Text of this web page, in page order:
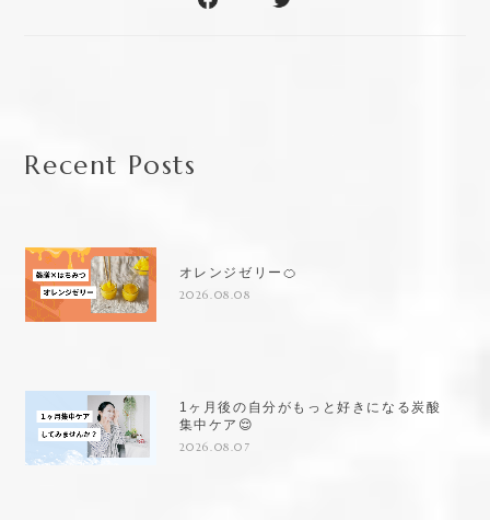
Recent Posts
オレンジゼリー🍊
2026.08.08
1ヶ月後の自分がもっと好きになる炭酸
集中ケア😌
2026.08.07